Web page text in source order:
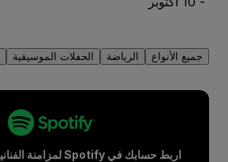
جميع الأنواع الرياضة الحفلات الموسيقية
اربط حسابك في Spotify لمزامنة الفنانين المفضلين لديك